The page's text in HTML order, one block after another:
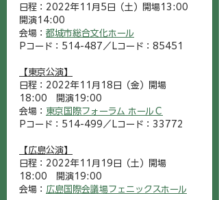
日程：2022年11月5日（土）開場13:00
開演14:00
会場： 都城市総合文化ホール
Pコード：514-487／Lコード：85451
【東京公演】
日程：2022年11月18日（金）開場
18:00　開演19:00
会場： 東京国際フォーラム ホールＣ
Pコード：514-499／Lコード：33772
【広島公演】
日程：2022年11月19日（土）開場
18:00　開演19:00
会場： 広島国際会議場フェニックスホール